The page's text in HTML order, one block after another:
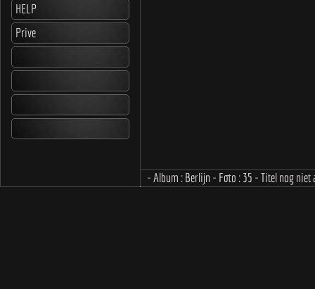
HELP
Prive
- Album : Berlijn - Foto : 35 - Titel nog niet